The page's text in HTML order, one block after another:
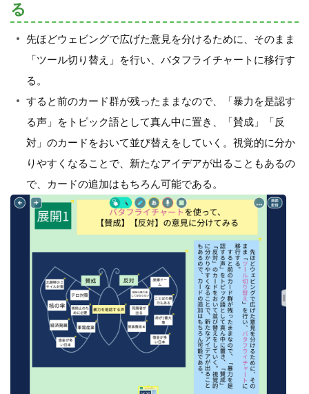
る
先ほどウェビングで広げた意見を分けるために、そのまま
「ツール切り替え」を行い、バタフライチャートに移行す
る。
すると前のカード群が残ったままなので、「暴力を是認す
る声」をトピック語として真ん中に置き、「賛成」「反
対」のカードをおいて並び替えをしていく。視覚的に分か
りやすくなることで、新たなアイデアが出ることもあるの
で、カードの追加はもちろん可能である。